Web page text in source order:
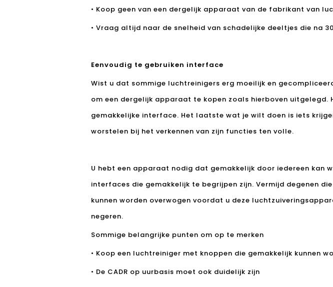
• Koop geen van een dergelijk apparaat van de fabrikant van
• Vraag altijd naar de snelheid van schadelijke deeltjes die na
Eenvoudig te gebruiken interface
Wist u dat sommige luchtreinigers erg moeilijk en
om een ​​dergelijk apparaat te kopen zoals hierboven
gemakkelijke interface. Het laatste wat je wilt doen is iets
worstelen bij het verkennen van zijn functies ten volle.
U hebt een apparaat nodig dat gemakkelijk door iedereen
interfaces die gemakkelijk te begrijpen zijn. Vermijd degenen
kunnen worden overwogen voordat u deze
negeren.
Sommige belangrijke punten om op te merken
• Koop een luchtreiniger met knoppen die gemakkelijk kunnen
• De CADR op uurbasis moet ook duidelijk zijn